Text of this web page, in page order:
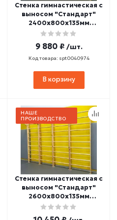
Стенка гимнастическая с
выносом "Стандарт"
2400х800х135мм
(боковины из массива
перекладины, в
деталях) СТП-29
9 880 ₽ /шт.
Код товара: spt0040974
В корзину
НАШЕ
ПРОИЗВОДСТВО
Стенка гимнастическая с
выносом "Стандарт"
2600х800х135мм
(боковины из массива